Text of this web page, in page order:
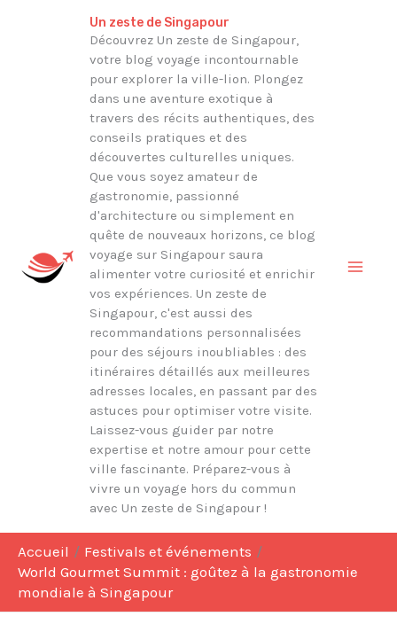
Un zeste de Singapour
Découvrez Un zeste de Singapour,
votre blog voyage incontournable
pour explorer la ville-lion. Plongez
dans une aventure exotique à
travers des récits authentiques, des
conseils pratiques et des
découvertes culturelles uniques.
Que vous soyez amateur de
gastronomie, passionné
d'architecture ou simplement en
quête de nouveaux horizons, ce blog
voyage sur Singapour saura
alimenter votre curiosité et enrichir
vos expériences. Un zeste de
Singapour, c'est aussi des
recommandations personnalisées
pour des séjours inoubliables : des
itinéraires détaillés aux meilleures
adresses locales, en passant par des
astuces pour optimiser votre visite.
Laissez-vous guider par notre
expertise et notre amour pour cette
ville fascinante. Préparez-vous à
vivre un voyage hors du commun
avec Un zeste de Singapour !
Accueil
Festivals et événements
World Gourmet Summit : goûtez à la gastronomie
mondiale à Singapour
Rechercher